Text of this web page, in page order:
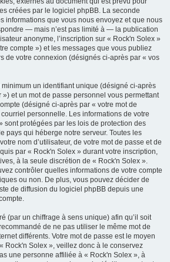
créées par le logiciel phpBB. La seconde
informations que vous nous envoyez et que nous
— mais n’est pas limité à — la publication
anonyme, l’inscription sur « Rock'n Solex »
compte ») et les messages que vous publiez
de votre connexion (désignés ci-après par « vos
un identifiant unique (désigné ci-après
») et un mot de passe personnel vous permettant
(désigné ci-après par « votre mot de
personnelle. Les informations de votre
sont protégées par les lois de protection des
pays qui héberge notre serveur. Toutes les
nom d’utilisateur, de votre mot de passe et de
par « Rock'n Solex » durant votre inscription,
à la seule discrétion de « Rock'n Solex ».
contrôler quelles informations de votre compte
ou non. De plus, vous pouvez décider de
de diffusion du logiciel phpBB depuis une
(par un chiffrage à sens unique) afin qu’il soit
de ne pas utiliser le même mot de
différents. Votre mot de passe est le moyen
Rock'n Solex », veillez donc à le conservez
une personne affiliée à « Rock'n Solex », à